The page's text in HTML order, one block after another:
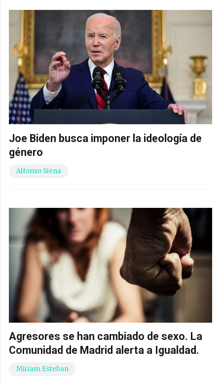
Joe Biden busca imponer la ideología de
género
Alfonso Siena
Agresores se han cambiado de sexo. La
Comunidad de Madrid alerta a Igualdad.
Miriam Esteban